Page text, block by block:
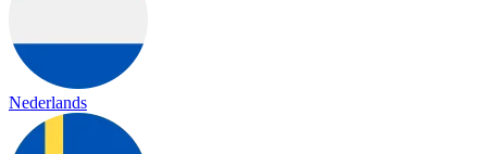
Nederlands